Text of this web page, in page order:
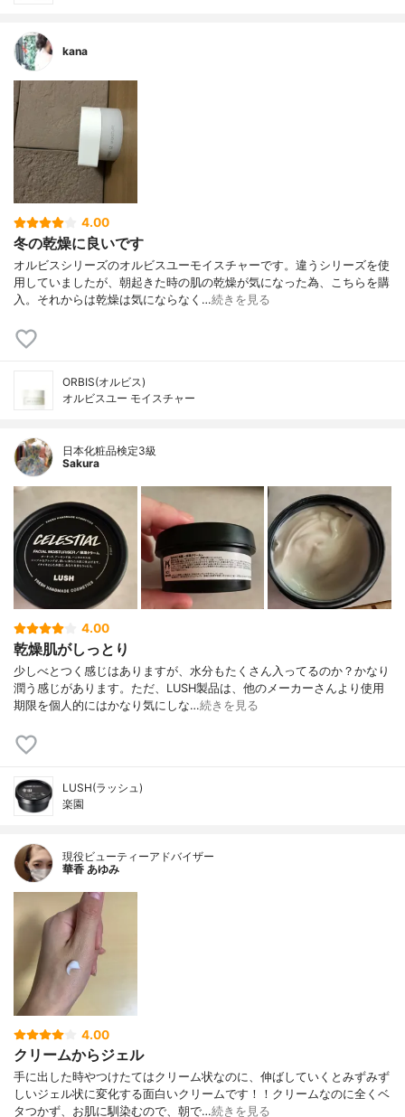
kana
4.00
冬の乾燥に良いです
オルビスシリーズのオルビスユーモイスチャーです。違うシリーズを使
用していましたが、朝起きた時の肌の乾燥が気になった為、こちらを購
入。それからは乾燥は気にならなく…続きを見る
ORBIS(オルビス)
オルビスユー モイスチャー
日本化粧品検定3級
Sakura
4.00
乾燥肌がしっとり
少しべとつく感じはありますが、水分もたくさん入ってるのか？かなり
潤う感じがあります。ただ、LUSH製品は、他のメーカーさんより使用
期限を個人的にはかなり気にしな…続きを見る
LUSH(ラッシュ)
楽園
現役ビューティーアドバイザー
華香 あゆみ
4.00
クリームからジェル
手に出した時やつけたてはクリーム状なのに、伸ばしていくとみずみず
しいジェル状に変化する面白いクリームです！！クリームなのに全くベ
タつかず、お肌に馴染むので、朝で…続きを見る